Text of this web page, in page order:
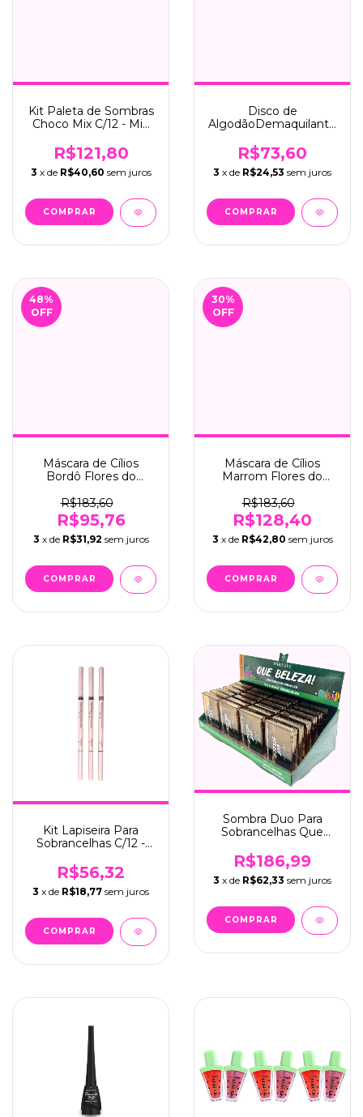
Kit Paleta de Sombras
Choco Mix C/12 - Mia
R$121,80
3 x de R$40,60 sem juros
Disco de
AlgodãoDemaquilante
R$73,60
3 x de R$24,53 sem juros
48%
OFF
Máscara de Cílios
Bordô Flores do
Make (533)
R$183,60
R$95,76
3 x de R$31,92 sem juros
30%
OFF
Máscara de Cílios
Marrom Flores do
Make (534)
R$183,60
R$128,40
3 x de R$42,80 sem juros
Kit Lapiseira Para
Sobrancelhas C/12 -
R$56,32
3 x de R$18,77 sem juros
Sombra Duo Para
Sobrancelhas Que
Make (440)
R$186,99
3 x de R$62,33 sem juros